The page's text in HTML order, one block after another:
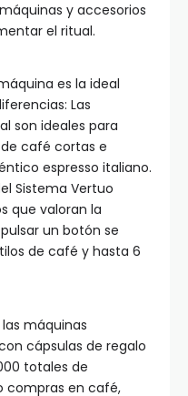
y accesorios
el ritual.
es la ideal
Las
son ideales para
café cortas e
espresso italiano.
Sistema Vertuo
que valoran la
un botón se
de café y hasta 6
máquinas
cápsulas de regalo
totales de
compras en café,